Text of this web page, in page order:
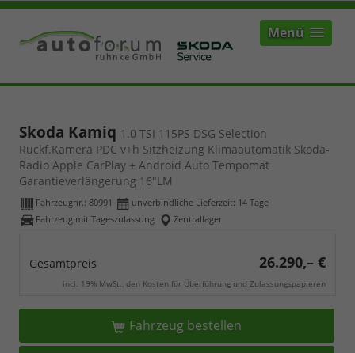
Menü
Skoda Kamiq 1.0 TSI 115PS DSG Selection
Rückf.Kamera PDC v+h Sitzheizung Klimaautomatik Skoda-
Radio Apple CarPlay + Android Auto Tempomat
Garantieverlängerung 16"LM
Fahrzeugnr.: 80991 unverbindliche Lieferzeit: 14 Tage
Fahrzeug mit Tageszulassung
Zentrallager
Gesamtpreis 26.290,– €
incl. 19% MwSt., den Kosten für Überführung und Zulassungspapieren
Fahrzeug bestellen